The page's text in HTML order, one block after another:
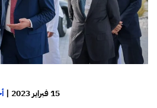
15 فبراير 2023 |